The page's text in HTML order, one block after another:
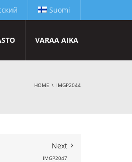
Suomi
VARAA AIKA
HOME IMGP2044
Next
IMGP2047